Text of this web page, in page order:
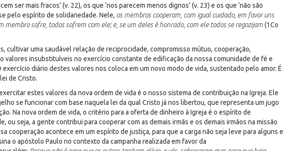
ser mais fracos’ (v. 22), os que ‘nos parecem menos dignos’ (v. 23) e os que ‘não são
pelo espírito de solidariedade. Nele, os membros cooperam, com igual cuidado, em favor uns
membro sofre, todos sofrem com ele; e, se um deles é honrado, com ele todos se regozijam(1Co
cultivar uma saudável relação de reciprocidade, compromisso mútuo, cooperação,
valores insubstituíveis no exercício constante de edificação da nossa comunidade de fé e
exercício diário destes valores nos coloca em um novo modo de vida, sustentado pelo amor. É
de Cristo.
estes valores da nova ordem de vida é o nosso sistema de contribuição na Igreja. Ele
se funcionar com base naquela lei da qual Cristo já nos libertou, que representa um jugo
Na nova ordem de vida, o critério para a oferta de dinheiro à Igreja é o espírito de
ou seja, a gente contribui para cooperar com as demais irmãs e os demais irmãos na missão
cooperação acontece em um espírito de justiça, para que a carga não seja leve para alguns e
o apóstolo Paulo no contexto da campanha realizada em favor da